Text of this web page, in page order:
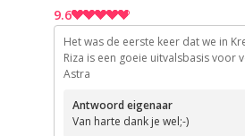
9.6
9
Het was de eerste keer dat we in
Riza is een goeie uitvalsbasis voor
Astra
Antwoord eigenaar
Van harte dank je wel;-)